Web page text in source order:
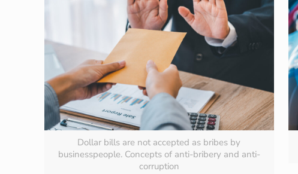
Dollar bills are not accepted as bribes by
businesspeople. Concepts of anti-bribery and anti-
corruption